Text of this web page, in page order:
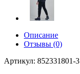
Описание
Отзывы (0)
Артикул: 852331801-3